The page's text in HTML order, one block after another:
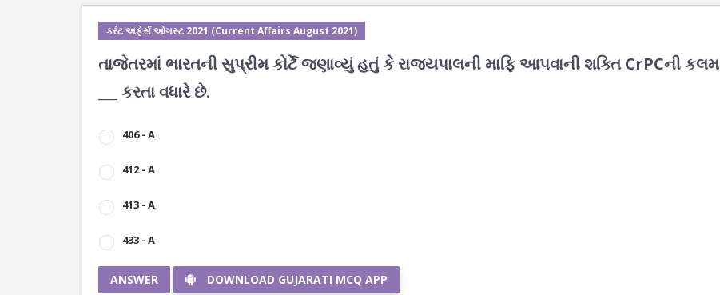
કરંટ અફેર્સ ઓગસ્ટ 2021 (Current Affairs August 2021)
તાજેતરમાં ભારતની સુપ્રીમ કોર્ટે જણાવ્યું હતું કે રાજ્યપાલની માફિ આપવાની શક્તિ CrPCની કલમ
___ કરતા વધારે છે.
406 - A
412 - A
413 - A
433 - A
ANSWER DOWNLOAD GUJARATI MCQ APP